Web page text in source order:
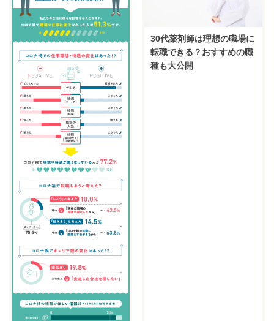
30代薬剤師は理想の職場に
転職できる？おすすめの職
種も大公開